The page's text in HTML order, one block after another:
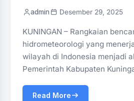
admin Desember 29, 2025
KUNINGAN – Rangkaian
hidrometeorologi yang
wilayah di Indonesia menjadi
Pemerintah Kabupaten
Read More